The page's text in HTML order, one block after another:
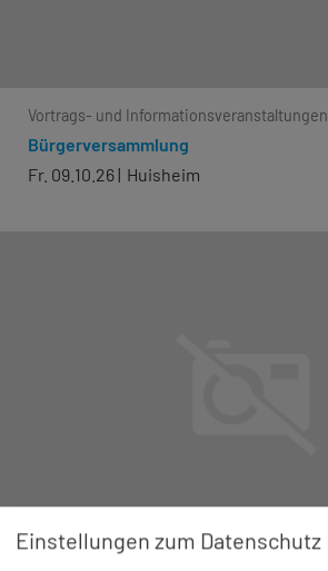
Vortrags- und Informationsveranstaltungen
Bürgerversammlung
Fr. 09.10.26
Huisheim
Einstellungen zum Datenschutz